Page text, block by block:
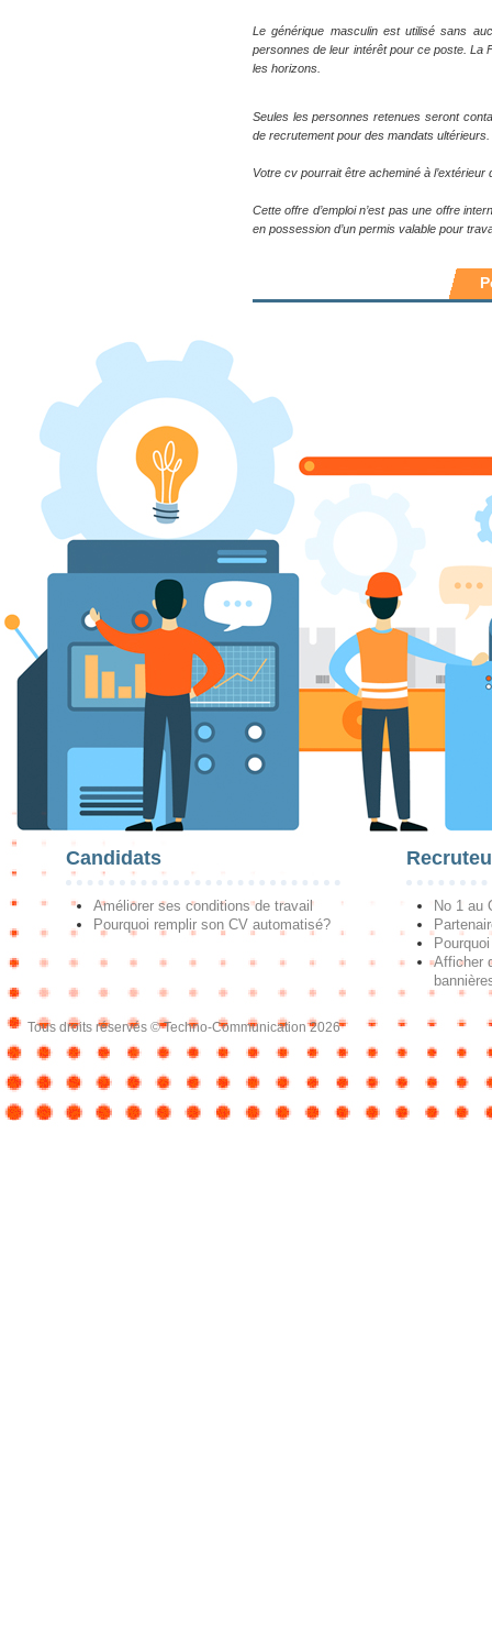
Le générique masculin est utilisé sans
personnes de leur intérêt pour ce poste. La
les horizons.
Seules les personnes retenues seront
de recrutement pour des mandats ultérieurs.
Votre cv pourrait être acheminé à l’extérieur
Cette offre d’emploi n’est pas une offre
en possession d’un permis valable pour
Candidats
Améliorer ses conditions de travail
Pourquoi remplir son CV automatisé?
No 1 au
Afficher
Tous droits réservés © Techno-Communication 2026